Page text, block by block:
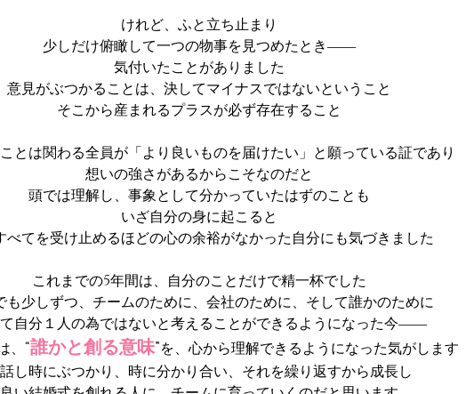
けれど、ふと立ち止まり
少しだけ俯瞰して一つの物事を見つめたとき――
気付いたことがありました
意見がぶつかることは、決してマイナスではないということ
そこから産まれるプラスが必ず存在すること
とは関わる全員が「より良いものを届けたい」と願っている証であり
想いの強さがあるからこそなのだと
頭では理解し、事象として分かっていたはずのことも
いざ自分の身に起こると
べてを受け止めるほどの心の余裕がなかった自分にも気づきました
これまでの5年間は、自分のことだけで精一杯でした
も少しずつ、チームのために、会社のために、そして誰かのために
自分１人の為ではないと考えることができるようになった今――
、“誰かと創る意味”を、心から理解できるようになった気がします
し時にぶつかり、時に分かり合い、それを繰り返すから成長し